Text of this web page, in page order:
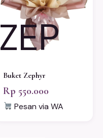
ZEP
Buket Zephyr
Rp 550.000
Pesan via WA